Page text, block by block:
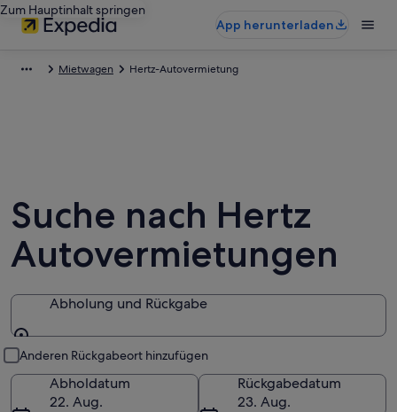
Zum Hauptinhalt springen
App herunterladen
Mietwagen Hertz-Autovermietung
Suche nach Hertz
Autovermietungen
Abholung und Rückgabe
Anderen Rückgabeort hinzufügen
Abholdatum
22. Aug.
Rückgabedatum
23. Aug.